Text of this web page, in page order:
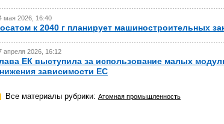
мая 2026, 16:40
к 2040 г планирует машиностроительных
апреля 2026, 16:12
ЕК выступила за использование малых
зависимости ЕС
Все материалы рубрики: Атомная промышленность